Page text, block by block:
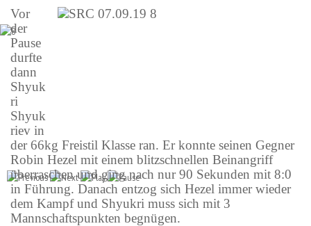
Vor
der
Pause
durfte
dann
Shyuk
ri
Shyuk
riev in
der 66kg Freistil Klasse ran. Er konnte seinen Gegner
Robin Hezel mit einem blitzschnellen Beinangriff
überraschen und ging nach nur 90 Sekunden mit 8:0
in Führung. Danach entzog sich Hezel immer wieder
dem Kampf und Shyukri muss sich mit 3
Mannschaftspunkten begnügen.